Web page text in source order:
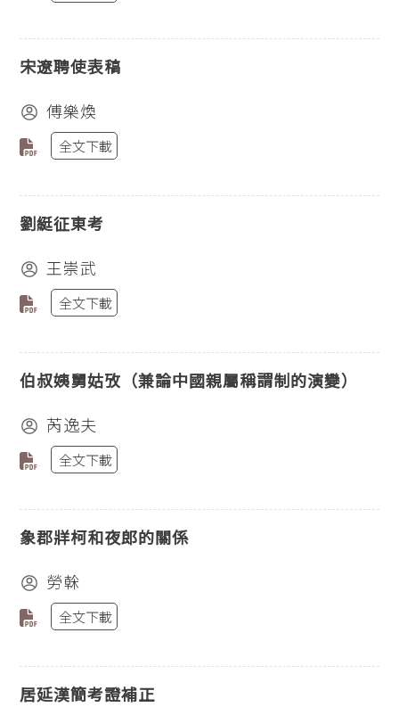
宋遼聘使表稿
傅樂煥
全文下載
劉綎征東考
王崇武
全文下載
伯叔姨舅姑攷（兼論中國親屬稱謂制的演變）
芮逸夫
全文下載
象郡牂柯和夜郎的關係
勞榦
全文下載
居延漢簡考證補正